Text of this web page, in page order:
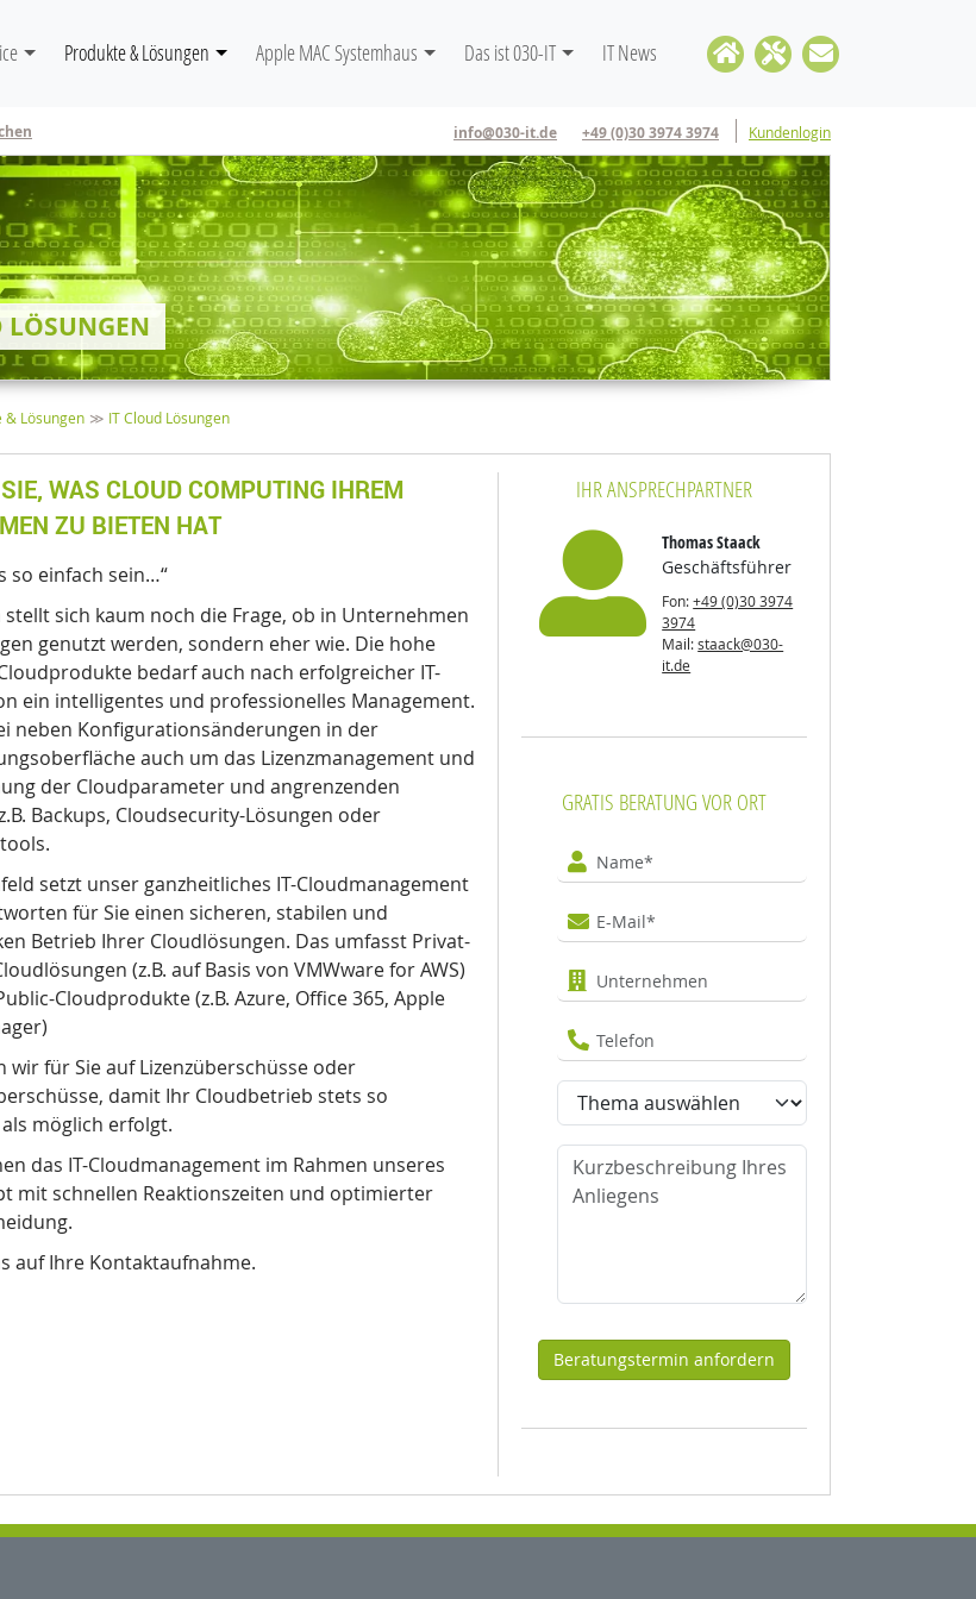
Produkte & Lösungen Apple MAC Systemhaus Das ist 030-IT IT News
info@030-it.de +49 (0)30 3974 3974 Kundenlogin
LÖSUNGEN
& Lösungen IT Cloud Lösungen
WAS CLOUD COMPUTING IHREM
ZU BIETEN HAT
so einfach sein…“
sich kaum noch die Frage, ob in Unternehmen
genutzt werden, sondern eher wie. Die hohe
bedarf auch nach erfolgreicher IT-
ein intelligentes und professionelles Management.
neben Konfigurationsänderungen in der
auch um das Lizenzmanagement und
der Cloudparameter und angrenzenden
Backups, Cloudsecurity-Lösungen oder
setzt unser ganzheitliches IT-Cloudmanagement
für Sie einen sicheren, stabilen und
Betrieb Ihrer Cloudlösungen. Das umfasst Privat-
(z.B. auf Basis von VMWware for AWS)
Cloudprodukte(z.B. Azure, Office 365, Apple
wir für Sie auf Lizenzüberschüsse oder
damit Ihr Cloudbetrieb stets so
möglich erfolgt.
das IT-Cloudmanagement im Rahmen unseres
mit schnellen Reaktionszeiten und optimierter
auf Ihre Kontaktaufnahme.
IHR ANSPRECHPARTNER
Thomas Staack
Geschäftsführer
Fon:+49 (0)30 3974
3974
Mail:staack@030-
it.de
GRATIS BERATUNG VOR ORT
Name
E-Mail
Unternehmen
Telefon
Thema
Nachricht